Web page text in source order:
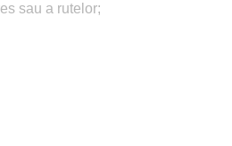
sau a rutelor;